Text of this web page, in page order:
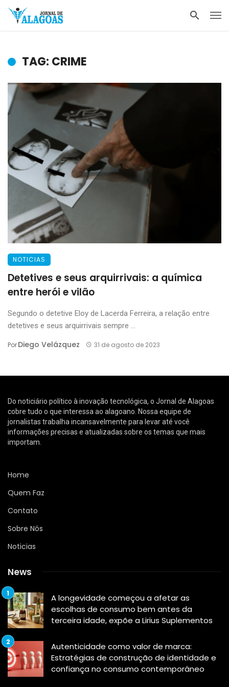
TAG: CRIME
NOTICIAS
Detetives e seus arquirrivais: a química
entre herói e vilão
Segundo o detetive Eloy de Lacerda Ferreira, a relação entre
detetives e seus arquirrivais sempre ...
PorDiego Velázquez 31 de agosto de 2023
Do noticiário político à inovação tecnológica, o Jornal de Alagoas
cobre tudo o que interessa ao alagoano. Nossa equipe de
jornalistas trabalha incansavelmente para levar até você
informações precisas e atualizadas sobre os temas que mais
importam.
Home
Quem Faz
Contato
Sobre Nós
Noticias
News
A longevidade começou a afetar as
escolhas de consumo bem antes da
terceira idade, expõe a Lirius Suplementos
Autenticidade como valor de marca:
Estratégias de construção de identidade e
confiança no consumo contemporâneo